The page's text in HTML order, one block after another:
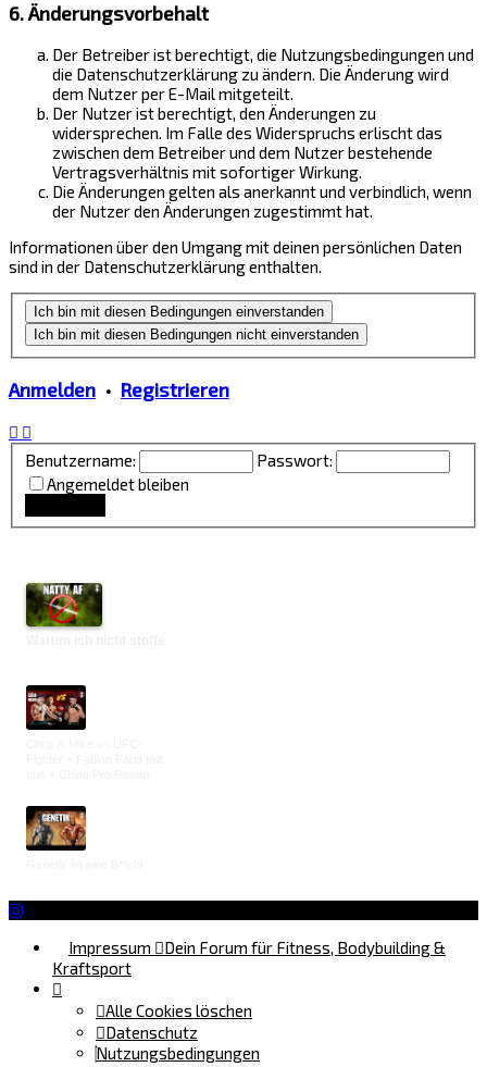
6. Änderungsvorbehalt
Der Betreiber ist berechtigt, die Nutzungsbedingungen und
die Datenschutzerklärung zu ändern. Die Änderung wird
dem Nutzer per E-Mail mitgeteilt.
Der Nutzer ist berechtigt, den Änderungen zu
widersprechen. Im Falle des Widerspruchs erlischt das
zwischen dem Betreiber und dem Nutzer bestehende
Vertragsverhältnis mit sofortiger Wirkung.
Die Änderungen gelten als anerkannt und verbindlich, wenn
der Nutzer den Änderungen zugestimmt hat.
Informationen über den Umgang mit deinen persönlichen Daten
sind in der Datenschutzerklärung enthalten.
Anmelden • Registrieren
Benutzername:
Passwort:
Angemeldet bleiben
Impressum
Dein Forum für Fitness, Bodybuilding &
Kraftsport
Alle Cookies löschen
Datenschutz
Nutzungsbedingungen